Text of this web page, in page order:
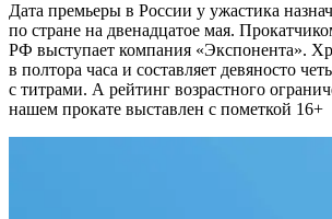
Дата премьеры в России у ужастика
по стране на двенадцатое мая.
РФ выступает компания «Экспонента».
в полтора часа и составляет девяносто
с титрами. А рейтинг возрастного
нашем прокате выставлен с пометкой 16+